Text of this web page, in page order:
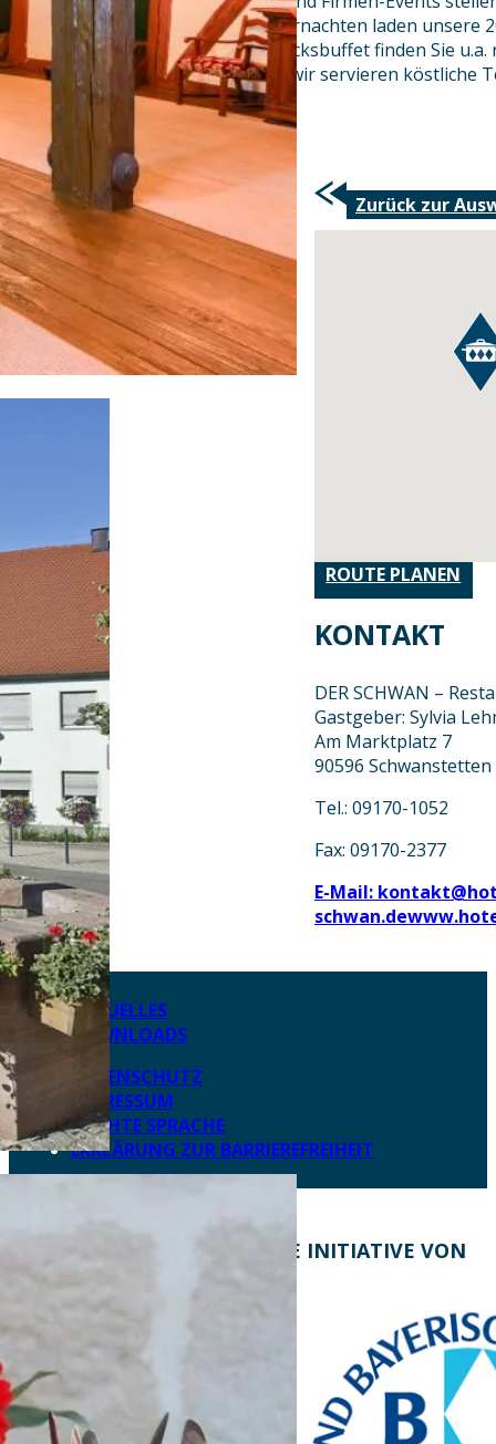
Menüs zusammen und zum übernachten laden unsere
Themenzimmer ein. Am Frühstücksbuffet finden Sie
selbst gebackenen Kuchen und wir servieren köstliche
Zurück zur
ROUTE PLANEN
KONTAKT
DER SCHWAN –
Gastgeber: Sylvia
Am Marktplatz 7
90596 Schwanstetten
Tel.: 09170-1052
Fax: 09170-2377
E-Mail:
schwan.de
AKTUELLES
DOWNLOADS
DATENSCHUTZ
IMPRESSUM
LEICHTE SPRACHE
ERKLÄRUNG ZUR BARRIEREFREIHEIT
EINE INITIATIVE VON
Bayern Tourist Gmbh
(BTG)
Prinz-Ludwig-Palais
Türkenstraße 7
80333 München
Telefon: +49 89 28760-